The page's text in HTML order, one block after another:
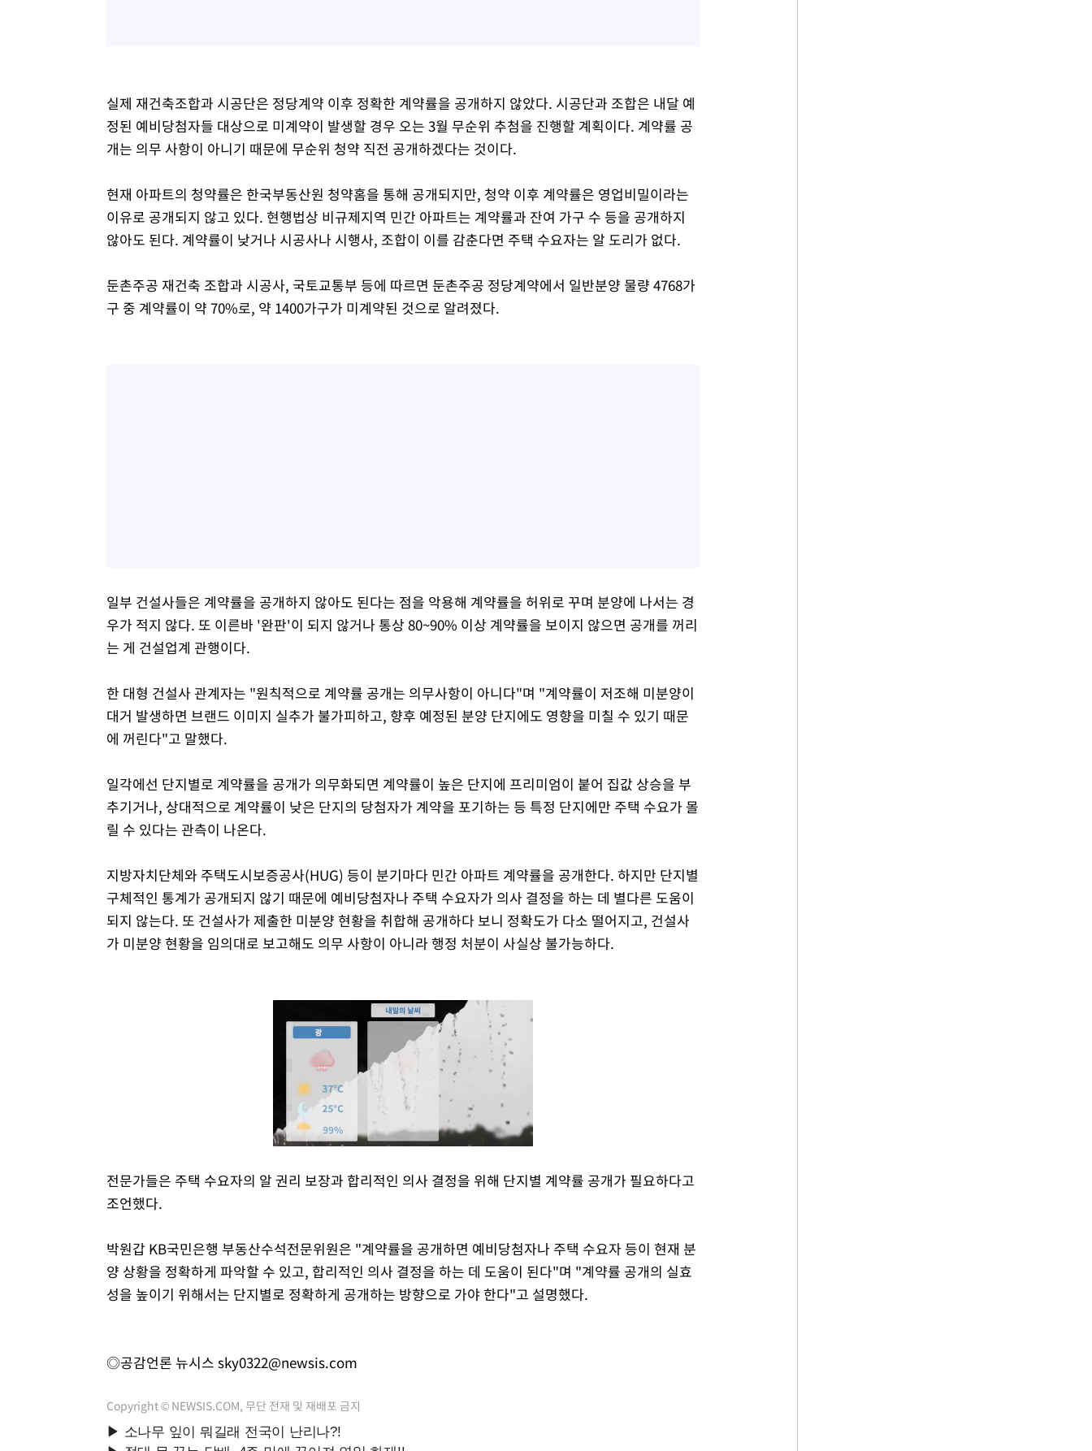
실제 재건축조합과 시공단은 정당계약 이후 정확한 계약률을 공개하지 않았다. 시공단과 조합은 내달 예
정된 예비당첨자들 대상으로 미계약이 발생할 경우 오는 3월 무순위 추첨을 진행할 계획이다. 계약률 공
개는 의무 사항이 아니기 때문에 무순위 청약 직전 공개하겠다는 것이다.
현재 아파트의 청약률은 한국부동산원 청약홈을 통해 공개되지만, 청약 이후 계약률은 영업비밀이라는
이유로 공개되지 않고 있다. 현행법상 비규제지역 민간 아파트는 계약률과 잔여 가구 수 등을 공개하지
않아도 된다. 계약률이 낮거나 시공사나 시행사, 조합이 이를 감춘다면 주택 수요자는 알 도리가 없다.
둔촌주공 재건축 조합과 시공사, 국토교통부 등에 따르면 둔촌주공 정당계약에서 일반분양 물량 4768가
구 중 계약률이 약 70%로, 약 1400가구가 미계약된 것으로 알려졌다.
일부 건설사들은 계약률을 공개하지 않아도 된다는 점을 악용해 계약률을 허위로 꾸며 분양에 나서는 경
우가 적지 않다. 또 이른바 '완판'이 되지 않거나 통상 80~90% 이상 계약률을 보이지 않으면 공개를 꺼리
는 게 건설업계 관행이다.
한 대형 건설사 관계자는 "원칙적으로 계약률 공개는 의무사항이 아니다"며 "계약률이 저조해 미분양이
대거 발생하면 브랜드 이미지 실추가 불가피하고, 향후 예정된 분양 단지에도 영향을 미칠 수 있기 때문
에 꺼린다"고 말했다.
일각에선 단지별로 계약률을 공개가 의무화되면 계약률이 높은 단지에 프리미엄이 붙어 집값 상승을 부
추기거나, 상대적으로 계약률이 낮은 단지의 당첨자가 계약을 포기하는 등 특정 단지에만 주택 수요가 몰
릴 수 있다는 관측이 나온다.
지방자치단체와 주택도시보증공사(HUG) 등이 분기마다 민간 아파트 계약률을 공개한다. 하지만 단지별
구체적인 통계가 공개되지 않기 때문에 예비당첨자나 주택 수요자가 의사 결정을 하는 데 별다른 도움이
되지 않는다. 또 건설사가 제출한 미분양 현황을 취합해 공개하다 보니 정확도가 다소 떨어지고, 건설사
가 미분양 현황을 임의대로 보고해도 의무 사항이 아니라 행정 처분이 사실상 불가능하다.
전문가들은 주택 수요자의 알 권리 보장과 합리적인 의사 결정을 위해 단지별 계약률 공개가 필요하다고
조언했다.
박원갑 KB국민은행 부동산수석전문위원은 "계약률을 공개하면 예비당첨자나 주택 수요자 등이 현재 분
양 상황을 정확하게 파악할 수 있고, 합리적인 의사 결정을 하는 데 도움이 된다"며 "계약률 공개의 실효
성을 높이기 위해서는 단지별로 정확하게 공개하는 방향으로 가야 한다"고 설명했다.
◎공감언론 뉴시스 sky0322@newsis.com
Copyright © NEWSIS.COM, 무단 전재 및 재배포 금지